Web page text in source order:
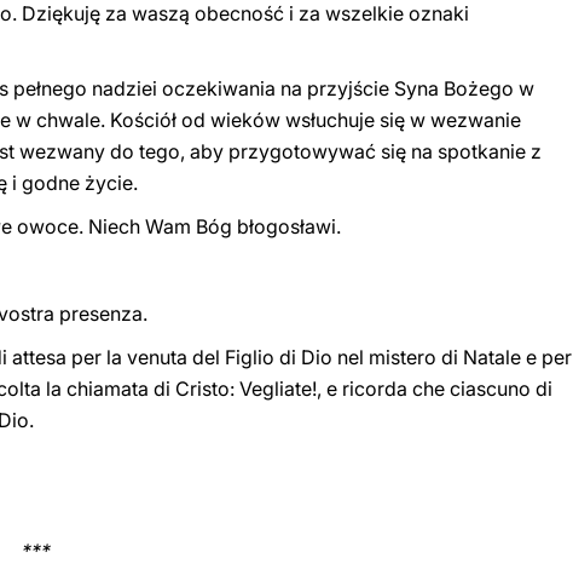
Dziękuję za waszą obecność i za wszelkie oznaki
nadziei oczekiwania na przyjście Syna Bożego w
chwale. Kościół od wieków wsłuchuje się w wezwanie
wezwany do tego, aby przygotowywać się na spotkanie z
i godne życie.
Niech Wam Bóg błogosławi.
presenza.
per la venuta del Figlio di Dio nel mistero di Natale e per
la chiamata di Cristo: Vegliate!, e ricorda che ciascuno di
***